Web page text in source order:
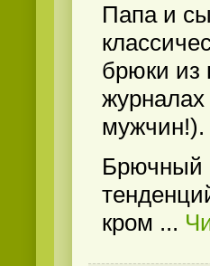
Папа и
брюки из
мужчин!).
Брючный
кром ...